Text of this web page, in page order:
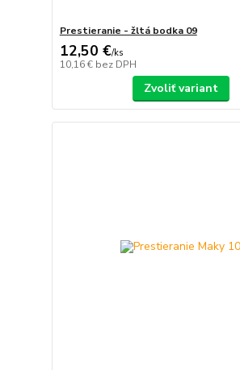
Prestieranie - žltá bodka 09
12,50 €/ks
10,16 € bez DPH
Zvoliť variant